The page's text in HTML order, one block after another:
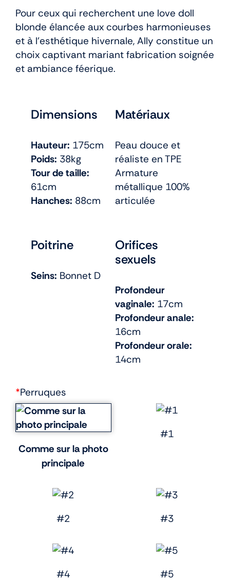
Pour ceux qui recherchent une love doll
blonde élancée aux courbes harmonieuses
et à l’esthétique hivernale, Ally constitue un
choix captivant mariant fabrication soignée
et ambiance féerique.
Dimensions
Hauteur: 175cm
Poids: 38kg
Tour de taille:
61cm
Hanches: 88cm
Poitrine
Seins: Bonnet D
Matériaux
Peau douce et
réaliste en TPE
Armature
métallique 100%
articulée
Orifices
sexuels
Profondeur
vaginale: 17cm
Profondeur anale:
16cm
Profondeur orale:
14cm
*Perruques
Comme sur la photo
principale
#1
#2 #3
#4 #5